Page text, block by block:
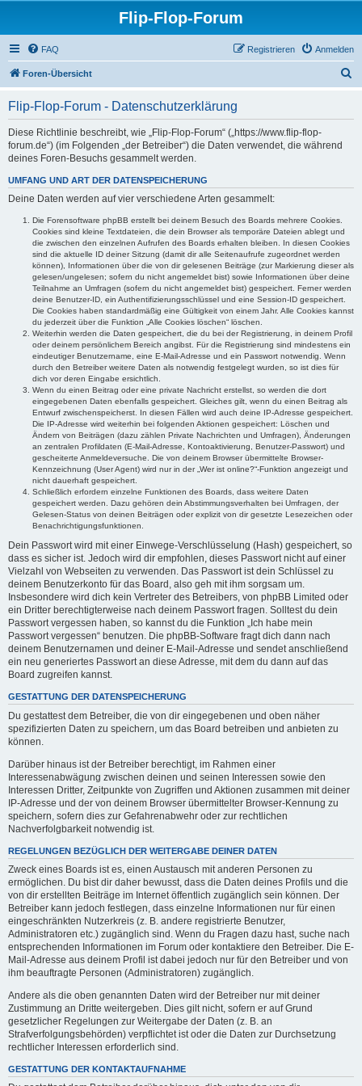
Flip-Flop-Forum
FAQ Anmelden
Registrieren
Foren-Übersicht
Flip-Flop-Forum - Datenschutzerklärung
Diese Richtlinie beschreibt, wie „Flip-Flop-Forum“ („https://www.flip-flop-
forum.de“) (im Folgenden „der Betreiber“) die Daten verwendet, die während
deines Foren-Besuchs gesammelt werden.
UMFANG UND ART DER DATENSPEICHERUNG
Deine Daten werden auf vier verschiedene Arten gesammelt:
Die Forensoftware phpBB erstellt bei deinem Besuch des Boards mehrere Cookies.
Cookies sind kleine Textdateien, die dein Browser als temporäre Dateien ablegt und
die zwischen den einzelnen Aufrufen des Boards erhalten bleiben. In diesen Cookies
sind die aktuelle ID deiner Sitzung (damit dir alle Seitenaufrufe zugeordnet werden
können), Informationen über die von dir gelesenen Beiträge (zur Markierung dieser als
gelesen/ungelesen; sofern du nicht angemeldet bist) sowie Informationen über deine
Teilnahme an Umfragen (sofern du nicht angemeldet bist) gespeichert. Ferner werden
deine Benutzer-ID, ein Authentifizierungsschlüssel und eine Session-ID gespeichert.
Die Cookies haben standardmäßig eine Gültigkeit von einem Jahr. Alle Cookies kannst
du jederzeit über die Funktion „Alle Cookies löschen“ löschen.
Weiterhin werden die Daten gespeichert, die du bei der Registrierung, in deinem Profil
oder deinem persönlichem Bereich angibst. Für die Registrierung sind mindestens ein
eindeutiger Benutzername, eine E-Mail-Adresse und ein Passwort notwendig. Wenn
durch den Betreiber weitere Daten als notwendig festgelegt wurden, so ist dies für
dich vor deren Eingabe ersichtlich.
Wenn du einen Beitrag oder eine private Nachricht erstellst, so werden die dort
eingegebenen Daten ebenfalls gespeichert. Gleiches gilt, wenn du einen Beitrag als
Entwurf zwischenspeicherst. In diesen Fällen wird auch deine IP-Adresse gespeichert.
Die IP-Adresse wird weiterhin bei folgenden Aktionen gespeichert: Löschen und
Ändern von Beiträgen (dazu zählen Private Nachrichten und Umfragen), Änderungen
an zentralen Profildaten (E-Mail-Adresse, Kontoaktivierung, Benutzer-Passwort) und
gescheiterte Anmeldeversuche. Die von deinem Browser übermittelte Browser-
Kennzeichnung (User Agent) wird nur in der „Wer ist online?“-Funktion angezeigt und
nicht dauerhaft gespeichert.
Schließlich erfordern einzelne Funktionen des Boards, dass weitere Daten
gespeichert werden. Dazu gehören dein Abstimmungsverhalten bei Umfragen, der
Gelesen-Status von deinen Beiträgen oder explizit von dir gesetzte Lesezeichen oder
Benachrichtigungsfunktionen.
Dein Passwort wird mit einer Einwege-Verschlüsselung (Hash) gespeichert, so
dass es sicher ist. Jedoch wird dir empfohlen, dieses Passwort nicht auf einer
Vielzahl von Webseiten zu verwenden. Das Passwort ist dein Schlüssel zu
deinem Benutzerkonto für das Board, also geh mit ihm sorgsam um.
Insbesondere wird dich kein Vertreter des Betreibers, von phpBB Limited oder
ein Dritter berechtigterweise nach deinem Passwort fragen. Solltest du dein
Passwort vergessen haben, so kannst du die Funktion „Ich habe mein
Passwort vergessen“ benutzen. Die phpBB-Software fragt dich dann nach
deinem Benutzernamen und deiner E-Mail-Adresse und sendet anschließend
ein neu generiertes Passwort an diese Adresse, mit dem du dann auf das
Board zugreifen kannst.
GESTATTUNG DER DATENSPEICHERUNG
Du gestattest dem Betreiber, die von dir eingegebenen und oben näher
spezifizierten Daten zu speichern, um das Board betreiben und anbieten zu
können.
Darüber hinaus ist der Betreiber berechtigt, im Rahmen einer
Interessenabwägung zwischen deinen und seinen Interessen sowie den
Interessen Dritter, Zeitpunkte von Zugriffen und Aktionen zusammen mit deiner
IP-Adresse und der von deinem Browser übermittelter Browser-Kennung zu
speichern, sofern dies zur Gefahrenabwehr oder zur rechtlichen
Nachverfolgbarkeit notwendig ist.
REGELUNGEN BEZÜGLICH DER WEITERGABE DEINER DATEN
Zweck eines Boards ist es, einen Austausch mit anderen Personen zu
ermöglichen. Du bist dir daher bewusst, dass die Daten deines Profils und die
von dir erstellten Beiträge im Internet öffentlich zugänglich sein können. Der
Betreiber kann jedoch festlegen, dass einzelne Informationen nur für einen
eingeschränkten Nutzerkreis (z. B. andere registrierte Benutzer,
Administratoren etc.) zugänglich sind. Wenn du Fragen dazu hast, suche nach
entsprechenden Informationen im Forum oder kontaktiere den Betreiber. Die E-
Mail-Adresse aus deinem Profil ist dabei jedoch nur für den Betreiber und von
ihm beauftragte Personen (Administratoren) zugänglich.
Andere als die oben genannten Daten wird der Betreiber nur mit deiner
Zustimmung an Dritte weitergeben. Dies gilt nicht, sofern er auf Grund
gesetzlicher Regelungen zur Weitergabe der Daten (z. B. an
Strafverfolgungsbehörden) verpflichtet ist oder die Daten zur Durchsetzung
rechtlicher Interessen erforderlich sind.
GESTATTUNG DER KONTAKTAUFNAHME